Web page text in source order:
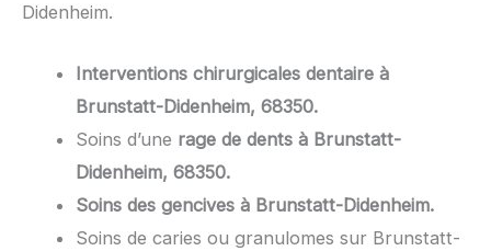
Didenheim.
Interventions chirurgicales dentaire à
Brunstatt-Didenheim, 68350.
Soins d’une rage de dents à Brunstatt-
Didenheim, 68350.
Soins des gencives à Brunstatt-Didenheim.
Soins de caries ou granulomes sur Brunstatt-